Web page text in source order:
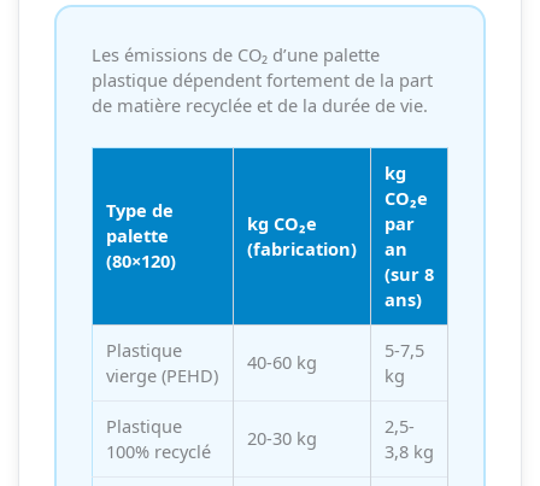
Les émissions de CO₂ d’une palette
plastique dépendent fortement de la part
de matière recyclée et de la durée de vie.
Type de
palette
(80×120)
kg CO₂e
(fabrication)
kg
CO₂e
par
an
(sur 8
ans)
Plastique
vierge (PEHD)
40-60 kg
5-7,5
kg
Plastique
100% recyclé
20-30 kg
2,5-
3,8 kg